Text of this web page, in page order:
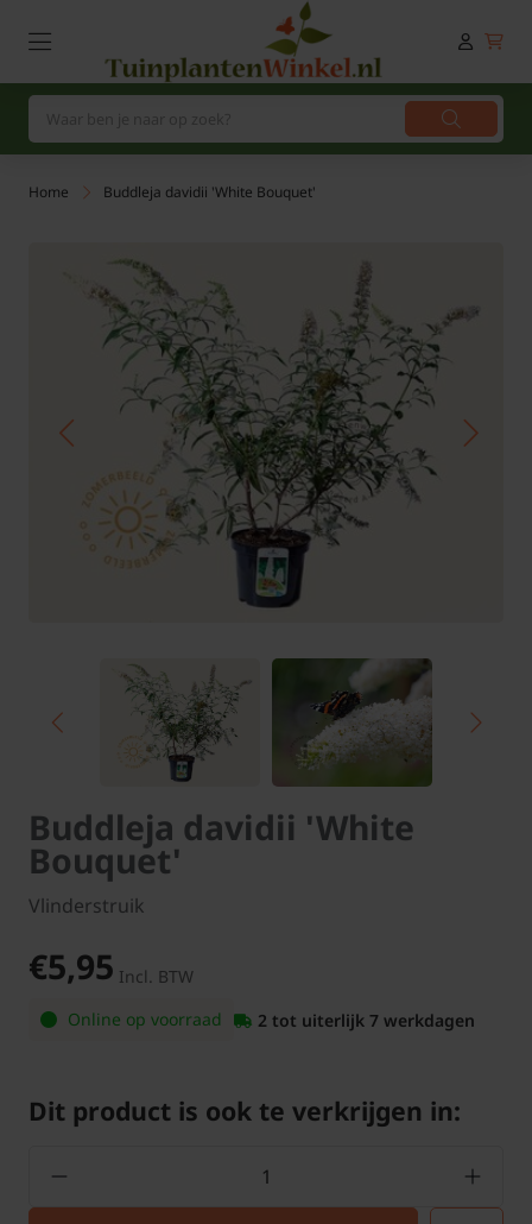
Home Buddleja davidii 'White Bouquet'
Buddleja davidii 'White
Bouquet'
Vlinderstruik
€5,95 Incl. BTW
Online op voorraad
2 tot uiterlijk 7 werkdagen
Dit product is ook te verkrijgen in: